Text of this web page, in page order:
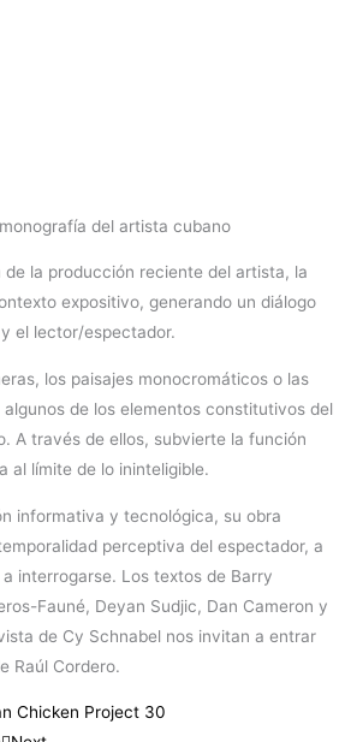
del artista cubano
la producción reciente del artista, la
expositivo, generando un diálogo
el lector/espectador.
los paisajes monocromáticos o las
de los elementos constitutivos del
A través de ellos, subvierte la función
al límite de lo ininteligible.
informativa y tecnológica, su obra
perceptiva del espectador, a
interrogarse. Los textos de Barry
Fauné, Deyan Sudjic, Dan Cameron y
de Cy Schnabel nos invitan a entrar
Raúl Cordero.
Chicken Project 30